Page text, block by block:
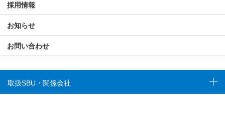
採用情報
お知らせ
お問い合わせ
取扱SBU・関係会社